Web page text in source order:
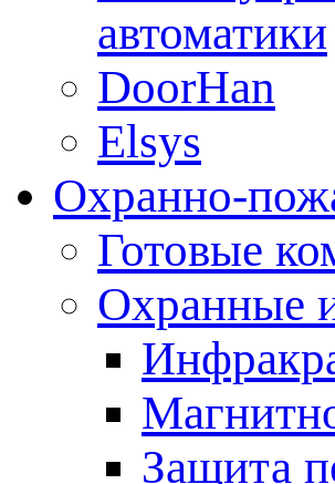
автоматики
DoorHan
Elsys
Охранно-
Готовые
Охранные
Защита